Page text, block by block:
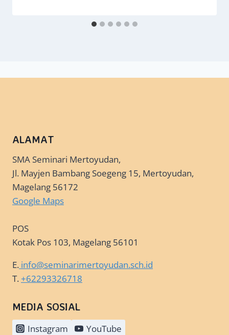
ALAMAT
SMA Seminari Mertoyudan,
Jl. Mayjen Bambang Soegeng 15, Mertoyudan,
Magelang 56172
Google Maps
POS
Kotak Pos 103, Magelang 56101
E. info@seminarimertoyudan.sch.id
T.+62293326718
MEDIA SOSIAL
Instagram YouTube